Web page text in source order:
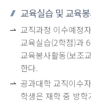
교육실습 및 교육
교직과정 이수예정
교육실습(2학점)과
교육봉사활동(보조
한다.
공과대학 교직이수
학생은 재학 중 방